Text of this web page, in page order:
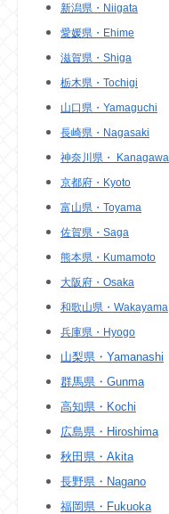
新潟県・Niigata
愛媛県・Ehime
滋賀県・Shiga
栃木県・Tochigi
山口県・Yamaguchi
長崎県・Nagasaki
神奈川県・ Kanagawa
京都府・Kyoto
富山県・Toyama
佐賀県・Saga
熊本県・Kumamoto
大阪府・Osaka
和歌山県・Wakayama
兵庫県・Hyogo
山梨県・Yamanashi
群馬県・Gunma
高知県・Kochi
広島県・Hiroshima
秋田県・Akita
長野県・Nagano
福岡県・Fukuoka